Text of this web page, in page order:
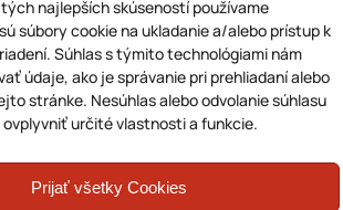
najlepších skúseností používame
súbory cookie na ukladanie a/alebo prístup k
Súhlas s týmito technológiami nám
údaje, ako je správanie pri prehliadaní alebo
stránke. Nesúhlas alebo odvolanie súhlasu
ovplyvniť určité vlastnosti a funkcie.
Prijať všetky Cookies
INFORMÁCIE
Ochrana osobných údajov
používania súborov cookie (EÚ)
Elektronika s.r.o. Všetky práva vyhradené.